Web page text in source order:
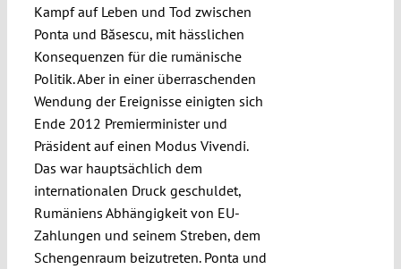
Kampf auf Leben und Tod zwischen
Ponta und Băsescu, mit hässlichen
Konsequenzen für die rumänische
Politik. Aber in einer überraschenden
Wendung der Ereignisse einigten sich
Ende 2012 Premierminister und
Präsident auf einen Modus Vivendi.
Das war hauptsächlich dem
internationalen Druck geschuldet,
Rumäniens Abhängigkeit von EU-
Zahlungen und seinem Streben, dem
Schengenraum beizutreten. Ponta und